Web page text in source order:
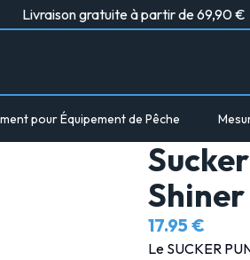
Livraison gratuite à partir de 69,90 €
pour Équipement de Pêche
17.95 €
Le SUCKER